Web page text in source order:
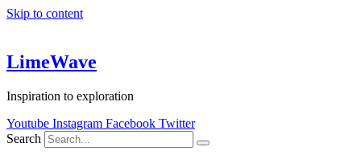
Skip to content
LimeWave
Inspiration to exploration
Youtube Instagram Facebook Twitter
Search